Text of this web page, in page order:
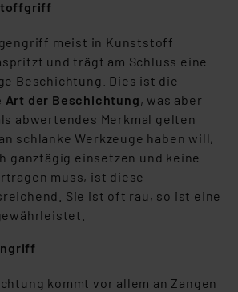
meist in Kunststoff
und trägt am Schluss eine
Beschichtung. Dies ist die
der Beschichtung, was aber
abwertendes Merkmal gelten
schlanke Werkzeuge haben will,
ganztägig einsetzen und keine
muss, ist diese
Sie ist oft rau, so ist eine
kommt vor allem an Zangen